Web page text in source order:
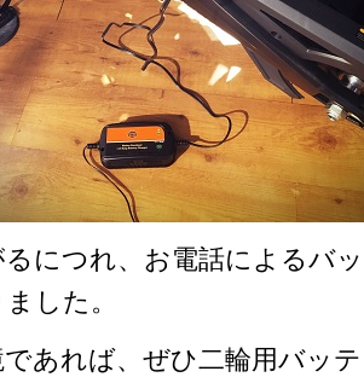
につれ、お電話によるバ
した。
あれば、ぜひ二輪用バッ